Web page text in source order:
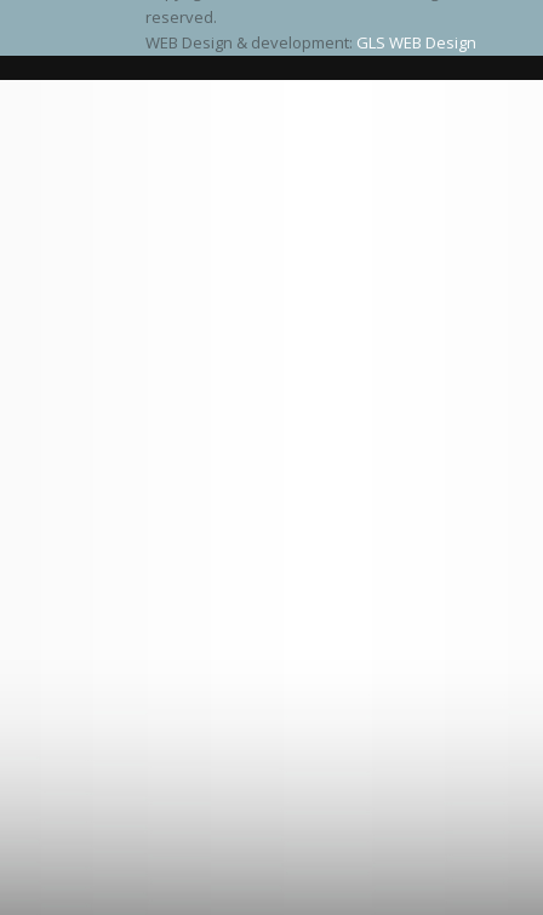
reserved.
WEB Design & development: GLS WEB Design